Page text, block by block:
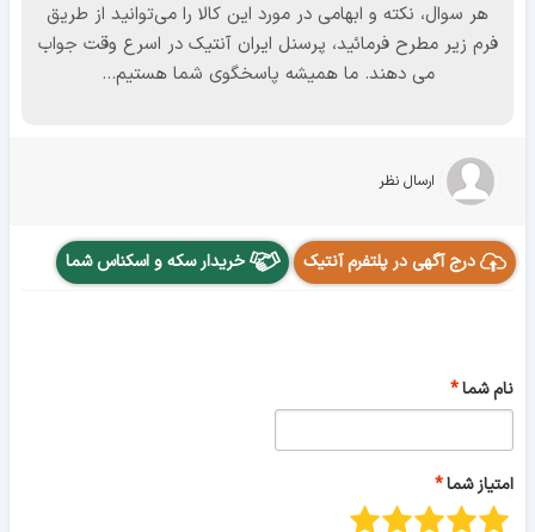
هر سوال، نکته و ابهامی در مورد این کالا را می‌توانید از طریق
فرم زیر مطرح فرمائید، پرسنل ایران آنتیک در اسرع وقت جواب
می دهند. ما همیشه پاسخگوی شما هستیم...
ارسال نظر
درج آگهی در پلتفرم آنتیک خریدار سکه و اسکناس شما
نام شما
امتیاز شما